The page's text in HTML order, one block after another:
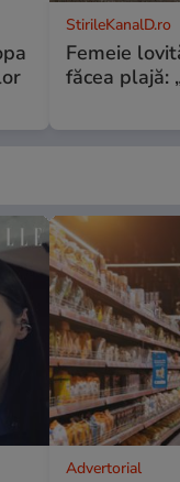
StirileKanalD.ro
Femeie
făcea plajă:
Advertorial